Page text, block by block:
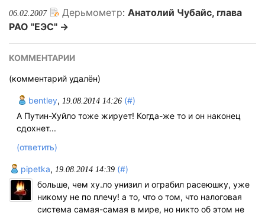
06.02.2007 Дерьмометр: Анатолий Чубайс, глава
РАО "ЕЭС" →
КОММЕНТАРИИ
(комментарий удалён)
bentley, 19.08.2014 14:26 (#)
А Путин-Хуйло тоже жирует! Когда-же то и он наконец
сдохнет...
(ответить)
pipetka, 19.08.2014 14:39 (#)
больше, чем ху.ло унизил и ограбил расеюшку, уже
никому не по плечу! а то, что о том, что налоговая
система самая-самая в мире, но никто об этом не